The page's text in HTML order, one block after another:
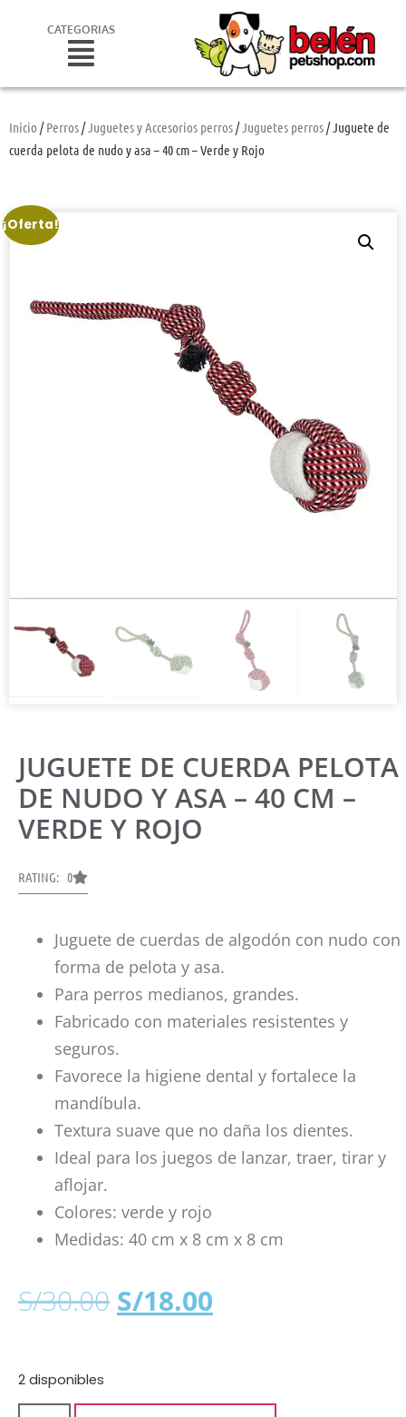
CATEGORIAS
Inicio /Perros/Juguetes y Accesorios perros/Juguetes perros/ Juguete de
cuerda pelota de nudo y asa – 40 cm – Verde y Rojo
¡Oferta!
JUGUETE DE CUERDA PELOTA
DE NUDO Y ASA – 40 CM –
VERDE Y ROJO
RATING: 0
Juguete de cuerdas de algodón con nudo con
forma de pelota y asa.
Para perros medianos, grandes.
Fabricado con materiales resistentes y
seguros.
Favorece la higiene dental y fortalece la
mandíbula.
Textura suave que no daña los dientes.
Ideal para los juegos de lanzar, traer, tirar y
aflojar.
Colores: verde y rojo
Medidas: 40 cm x 8 cm x 8 cm
S/30.00 S/18.00
2 disponibles